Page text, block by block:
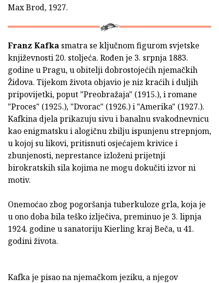
Max Brod, 1927.
Franz Kafka smatra se ključnom figurom svjetske
književnosti 20. stoljeća. Rođen je 3. srpnja 1883.
godine u Pragu, u obitelji dobrostojećih njemačkih
Židova. Tijekom života objavio je niz kraćih i duljih
pripovijetki, poput "Preobražaja" (1915.), i romane
"Proces" (1925.), "Dvorac" (1926.) i "Amerika" (1927.).
Kafkina djela prikazuju sivu i banalnu svakodnevnicu
kao enigmatsku i alogičnu zbilju ispunjenu strepnjom,
u kojoj su likovi, pritisnuti osjećajem krivice i
zbunjenosti, neprestance izloženi prijetnji
birokratskih sila kojima ne mogu dokučiti izvor ni
motiv.
Onemoćao zbog pogoršanja tuberkuloze grla, koja je
u ono doba bila teško izlječiva, preminuo je 3. lipnja
1924. godine u sanatoriju Kierling kraj Beča, u 41.
godini života.
Kafka je pisao na njemačkom jeziku, a njegov